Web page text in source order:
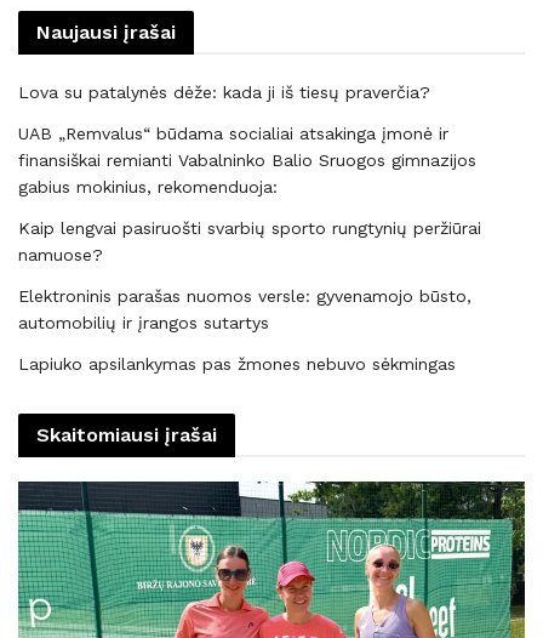
Naujausi įrašai
Lova su patalynės dėže: kada ji iš tiesų praverčia?
UAB „Remvalus“ būdama socialiai atsakinga įmonė ir
finansiškai remianti Vabalninko Balio Sruogos gimnazijos
gabius mokinius, rekomenduoja:
Kaip lengvai pasiruošti svarbių sporto rungtynių peržiūrai
namuose?
Elektroninis parašas nuomos versle: gyvenamojo būsto,
automobilių ir įrangos sutartys
Lapiuko apsilankymas pas žmones nebuvo sėkmingas
Skaitomiausi įrašai